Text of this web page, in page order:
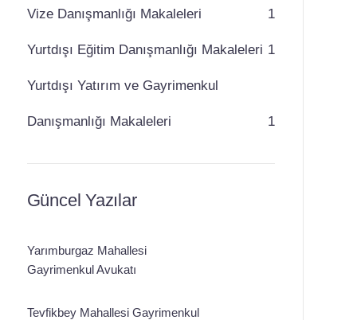
Vize Danışmanlığı Makaleleri 1
Yurtdışı Eğitim Danışmanlığı Makaleleri 1
Yurtdışı Yatırım ve Gayrimenkul
Danışmanlığı Makaleleri 1
Güncel Yazılar
Yarımburgaz Mahallesi
Gayrimenkul Avukatı
Tevfikbey Mahallesi Gayrimenkul